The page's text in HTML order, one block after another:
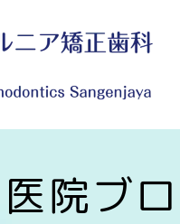
医院ブ